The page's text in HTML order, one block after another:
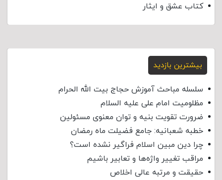
کتاب عشق و ایثار
بیشترین بازدید
سلسله مباحث آموزش حجاج بیت الله الحرام
مظلومیت امام علی علیه السلام
ضرورت تقویت بنیه و توان معنوی مسئولین
خطبه شعبانیه: جامع فضیلت ماه رمضان
چرا دین مبین اسلام فراگیر نشده است؟
مراقب تغییر واژه‌ها و تعابیر باشیم
حقیقت و مرتبه عالی اخلاص